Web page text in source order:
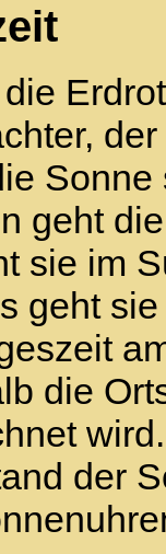
Sonne
geht
sie im
geht
die
der